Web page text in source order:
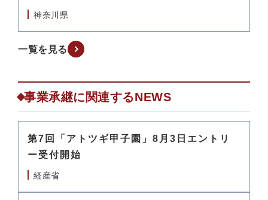
神奈川県
一覧を見る
事業承継に関連するNEWS
第7回「アトツギ甲子園」8月3日エントリ
ー受付開始
経産省